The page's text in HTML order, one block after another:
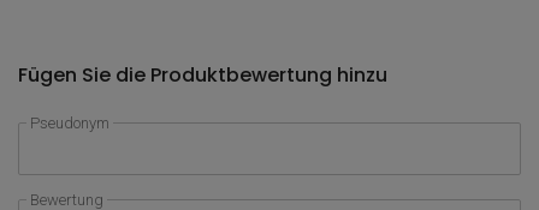
Fügen Sie die Produktbewertung hinzu
Pseudonym
Bewertung